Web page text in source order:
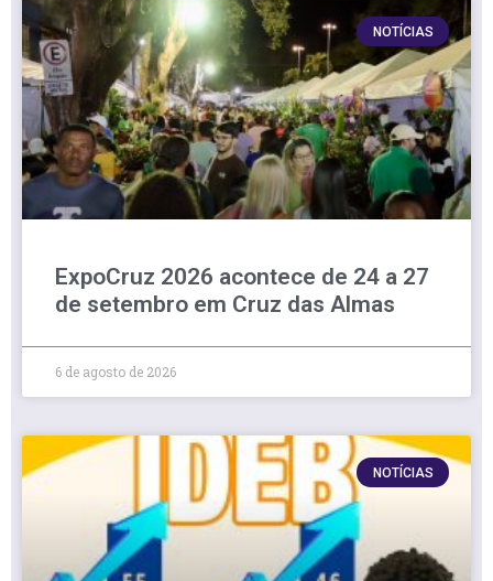
NOTÍCIAS
ExpoCruz 2026 acontece de 24 a 27
de setembro em Cruz das Almas
6 de agosto de 2026
NOTÍCIAS